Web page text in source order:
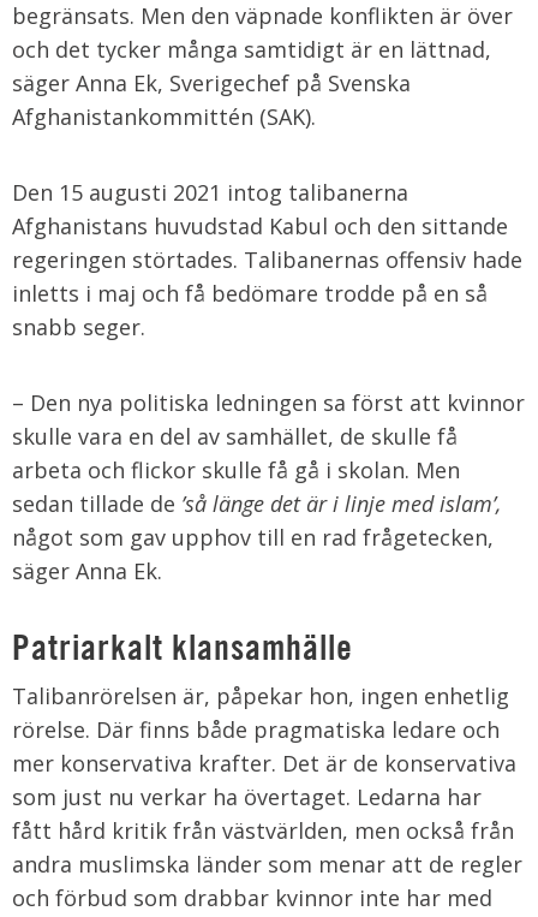
begränsats. Men den väpnade konflikten är över
och det tycker många samtidigt är en lättnad,
säger Anna Ek, Sverigechef på Svenska
Afghanistankommittén (SAK).
Den 15 augusti 2021 intog talibanerna
Afghanistans huvudstad Kabul och den sittande
regeringen störtades. Talibanernas offensiv hade
inletts i maj och få bedömare trodde på en så
snabb seger.
– Den nya politiska ledningen sa först att kvinnor
skulle vara en del av samhället, de skulle få
arbeta och flickor skulle få gå i skolan. Men
sedan tillade de ’så länge det är i linje med islam’,
något som gav upphov till en rad frågetecken,
säger Anna Ek.
Patriarkalt klansamhälle
Talibanrörelsen är, påpekar hon, ingen enhetlig
rörelse. Där finns både pragmatiska ledare och
mer konservativa krafter. Det är de konservativa
som just nu verkar ha övertaget. Ledarna har
fått hård kritik från västvärlden, men också från
andra muslimska länder som menar att de regler
och förbud som drabbar kvinnor inte har med